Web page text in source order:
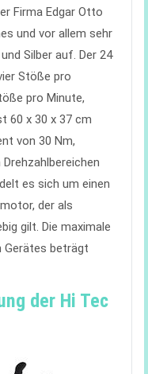
Firma Edgar Otto
und vor allem sehr
Silber auf. Der 24
Stöße pro
pro Minute,
60 x 30 x 37 cm
von 30 Nm,
es sich um einen
der als
gilt. Die maximale
Gerätes beträgt
der Hi Tec